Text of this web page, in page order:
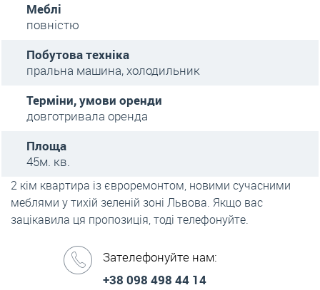
Меблі
повністю
Побутова техніка
пральна машина, холодильник
Терміни, умови оренди
довготривала оренда
Площа
45м. кв.
2 кім квартира із євроремонтом, новими сучасними
меблями у тихій зеленій зоні Львова. Якщо вас
зацікавила ця пропозиція, тоді телефонуйте.
Зателефонуйте нам:
+38 098 498 44 14